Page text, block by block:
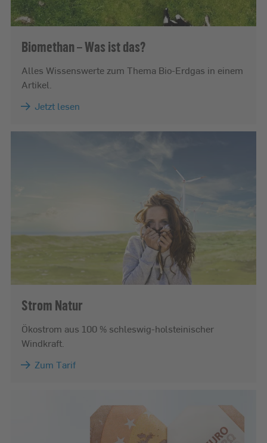
Biomethan – Was ist das?
Alles Wissenswerte zum Thema Bio-Erdgas in einem
Artikel.
Jetzt lesen
Strom Natur
Ökostrom aus 100 % schleswig-holsteinischer
Windkraft.
Zum Tarif